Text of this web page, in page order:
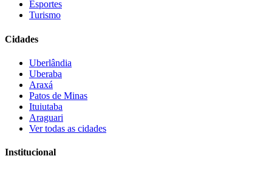
Esportes
Turismo
Cidades
Uberlândia
Uberaba
Araxá
Patos de Minas
Ituiutaba
Araguari
Ver todas as cidades
Institucional